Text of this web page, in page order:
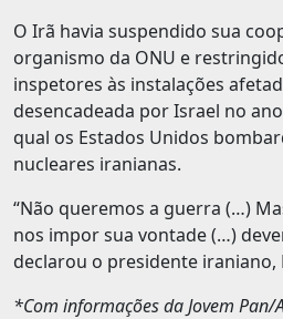
O Irã havia suspendido sua
organismo da ONU e
inspetores às instalações
desencadeada por Israel no
qual os Estados Unidos
nucleares iranianas.
“Não queremos a guerra (…)
nos impor sua vontade (…)
declarou o presidente iraniano,
*Com informações da Jovem Pan/